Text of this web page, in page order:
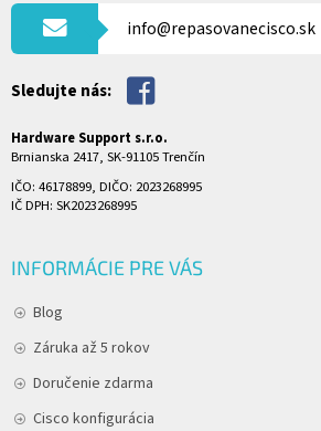
info@repasovanecisco.sk
Sledujte nás:
Hardware Support s.r.o.
Brnianska 2417, SK-91105 Trenčín
IČO: 46178899, DIČO: 2023268995
IČ DPH: SK2023268995
INFORMÁCIE PRE VÁS
Blog
Záruka až 5 rokov
Doručenie zdarma
Cisco konfigurácia